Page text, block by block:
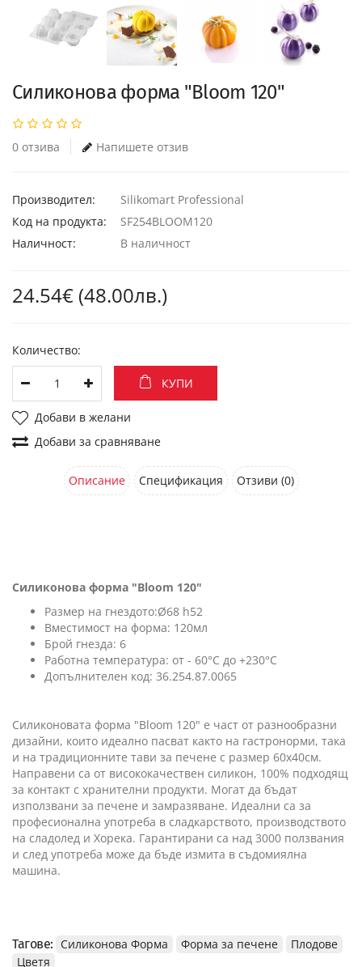
Силиконова форма "Bloom 120"
0 отзива Напишете отзив
Производител:
Silikomart Professional
Код на продукта:
SF254BLOOM120
Наличност:
В наличност
24.54€ (48.00лв.)
Количество:
КУПИ
Добави в желани
Добави за сравняване
Описание Спецификация Отзиви (0)
Силиконова форма "Bloom 120"
Размер на гнездото:Ø68 h52
Вместимост на форма: 120мл
Брой гнезда: 6
Работна температура: от - 60°C до +230°C
Допълнителен код: 36.254.87.0065
Силиконовата форма "Bloom 120" е част от разнообразни
дизайни, които идеално пасват както на гастронорми, така
и на традиционните тави за печене с размер 60х40см.
Направени са от висококачествен силикон, 100% подходящ
за контакт с хранителни продукти. Могат да бъдат
използвани за печене и замразяване. Идеални са за
професионална употреба в сладкарството, производството
на сладолед и Хорека. Гарантирани са над 3000 ползвания
и след употреба може да бъде измита в съдомиялна
машина.
Тагове: Силиконова Форма Форма за печене
Плодове
Цветя